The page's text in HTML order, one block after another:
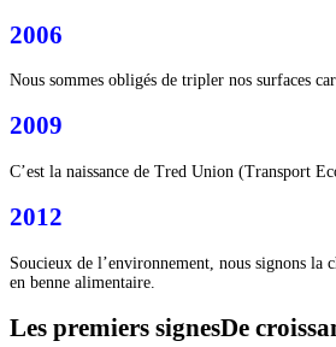
2006
Nous sommes obligés de tripler nos surfaces
2009
C’est la naissance de Tred Union (Transport
2012
Soucieux de l’environnement, nous signons
en benne alimentaire.
Les premiers signesDe